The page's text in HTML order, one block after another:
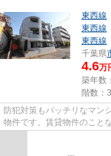
東西線
東西線
東西線
千葉県
4.6万
築年数
階数：
防犯対策もバッチリなマン
物件です。賃貸物件のこと